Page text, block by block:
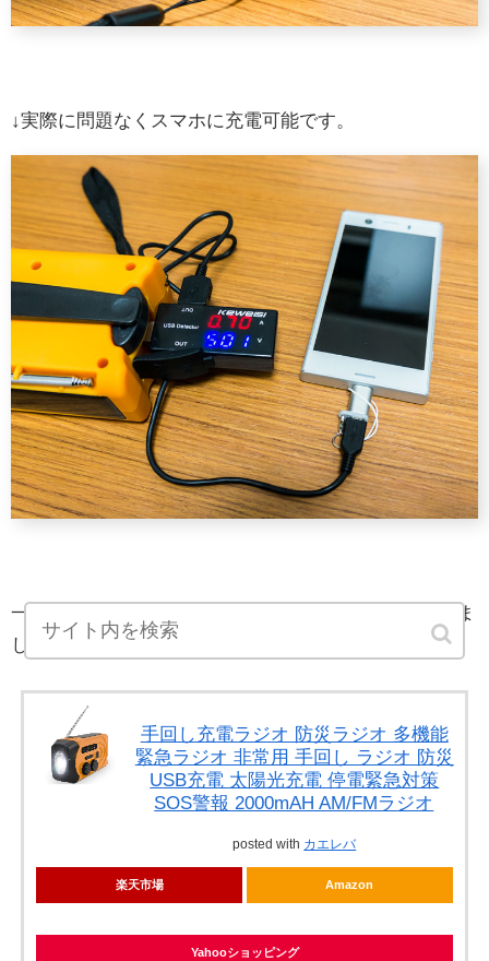
↓実際に問題なくスマホに充電可能です。
一家に一台配備しておくべきガジェットだと強く感じま
した。
手回し充電ラジオ 防災ラジオ 多機能
緊急ラジオ 非常用 手回し ラジオ 防災
USB充電 太陽光充電 停電緊急対策
SOS警報 2000mAH AM/FMラジオ
posted with カエレバ
楽天市場 Amazon
Yahooショッピング